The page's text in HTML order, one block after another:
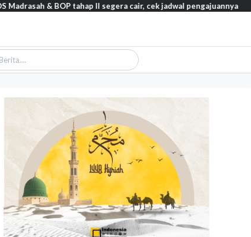
& BOP tahap II segera cair, cek jadwal pengajuannya